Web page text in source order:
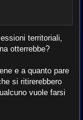
territoriali,
otterrebbe?
e a quanto pare
si ritirerebbero
vuole farsi